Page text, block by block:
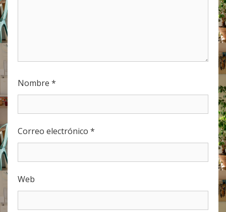
Nombre *
Correo electrónico *
Web